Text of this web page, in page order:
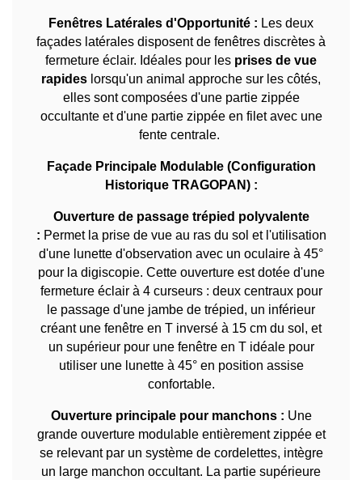
Fenêtres Latérales d'Opportunité : Les deux
façades latérales disposent de fenêtres discrètes à
fermeture éclair. Idéales pour les prises de vue
rapides lorsqu'un animal approche sur les côtés,
elles sont composées d'une partie zippée
occultante et d'une partie zippée en filet avec une
fente centrale.
Façade Principale Modulable (Configuration
Historique TRAGOPAN) :
Ouverture de passage trépied polyvalente
: Permet la prise de vue au ras du sol et l'utilisation
d'une lunette d'observation avec un oculaire à 45°
pour la digiscopie. Cette ouverture est dotée d'une
fermeture éclair à 4 curseurs : deux centraux pour
le passage d'une jambe de trépied, un inférieur
créant une fenêtre en T inversé à 15 cm du sol, et
un supérieur pour une fenêtre en T idéale pour
utiliser une lunette à 45° en position assise
confortable.
Ouverture principale pour manchons : Une
grande ouverture modulable entièrement zippée et
se relevant par un système de cordelettes, intègre
un large manchon occultant. La partie supérieure